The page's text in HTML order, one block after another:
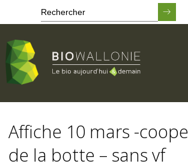
contenu
principal
Affiche 10 mars -
de la botte – sans vf